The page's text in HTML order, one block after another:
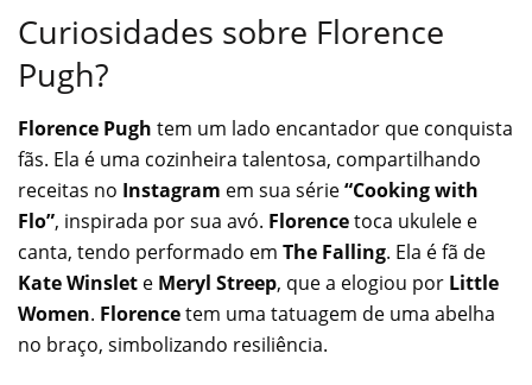
Curiosidades sobre Florence
Pugh?
Florence Pugh tem um lado encantador que conquista
fãs. Ela é uma cozinheira talentosa, compartilhando
receitas no Instagram em sua série“Cooking with
Flo”, inspirada por sua avó. Florencetoca ukulele e
canta, tendo performado em The Falling. Ela é fã de
Kate Winslet e Meryl Streep, que a elogiou por Little
Women. Florencetem uma tatuagem de uma abelha
no braço, simbolizando resiliência.